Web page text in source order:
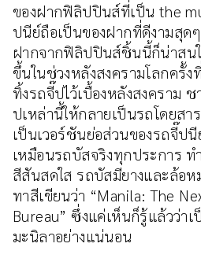
ของฝากฟิลิปปินส์ที่เป็น the
ปนีย์ถือเป็นของฝากที่ดีงามสุด
ฝากจากฟิลิปปินส์ชิ้นนี้ก็น่าสน
ขึ้นในช่วงหลังสงครามโลกครั้
ทิ้งรถจี๊ปไว้เบื้องหลังสงคราม
ปเหล่านี้ให้กลายเป็นรถโดยส
เป็นเวอร์ชันย่อส่วนของรถจี๊ป
เหมือนรถบัสจริงทุกประการ
สีสันสดใส รถบัสมียางและล้อ
ทาสีเขียนว่า “Manila: The
Bureau” ซึ่งแค่เห็นก็รู้แล้วว่า
มะนิลาอย่างแน่นอน